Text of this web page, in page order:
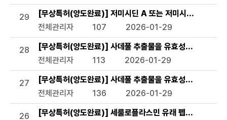
29
[무상특허(양도완료)] 저미시딘 A 또는 저미시딘 B를 활성
전체관리자
107 2026-01-29
28
[무상특허(양도완료)] 사데풀 추출물을 유효성분으로 함유
전체관리자
113 2026-01-29
27
[무상특허(양도완료)] 사데풀 추출물을 유효성분으로 함유
전체관리자
136 2026-01-29
26
[무상특허(양도완료)] 세룰로플라스민 유래 펩타이드 및